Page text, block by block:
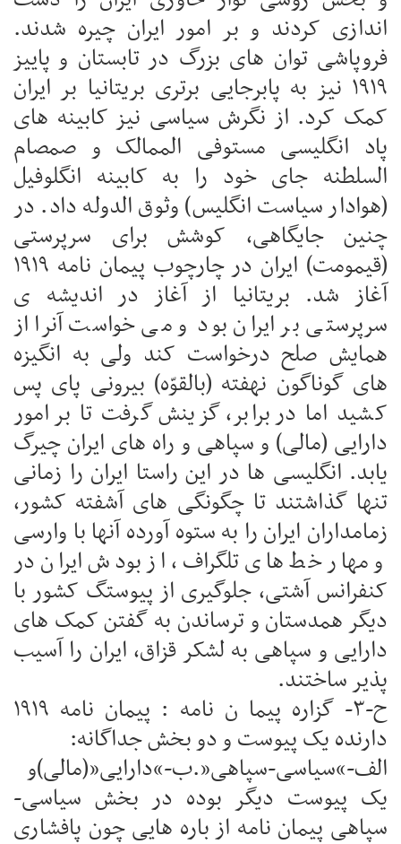
اندازی کردند و بر امور ایران چیره شدند.
فروپاشی توان های بزرگ در تابستان و پاییز
۱۹۱۹ نیز به پابرجایی برتری بریتانیا بر ایران
کمک کرد. از نگرش سیاسی نیز کابینه های
پاد انگلیسی مستوفی الممالک و صمصام
السلطنه جای خود را به کابینه انگلوفیل
(هوادار سیاست انگلیس) وثوق الدوله داد. در
چنین جایگاهی، کوشش برای سرپرستی
(قیمومت) ایران در چارچوب پیمان نامه ۱۹۱۹
آغاز شد. بریتانیا از آغاز در اندیشه ی
سرپرستی بر ایران بود و می خواست آنرا از
همایش صلح درخواست کند ولی به انگیزه
های گوناگون نهفته (بالقوّه) بیرونی پای پس
کشید اما در برابر، گزینش گرفت تا بر امور
دارایی (مالی) و سپاهی و راه های ایران چیرگ
یابد. انگلیسی ها در این راستا ایران را زمانی
تنها گذاشتند تا چگونگی های آشفته کشور،
زمامداران ایران را به ستوه آورده آنها با وارسی
و مهار خط های تلگراف، از بودش ایران در
کنفرانس آشتی، جلوگیری از پیوستگ کشور با
دیگر همدستان و ترساندن به گفتن کمک های
دارایی و سپاهی به لشکر قزاق، ایران را آسیب
پذیر ساختند.
ح-۳- گزاره پیما ن نامه : پیمان نامه ۱۹۱۹
دارنده یک پیوست و دو بخش جداگانه:
الف-“سیاسی-سپاهی”.ب-“دارایی”(مالی)و
یک پیوست دیگر بوده در بخش سیاسی-
سپاهی پیمان نامه از باره هایی چون پافشاری